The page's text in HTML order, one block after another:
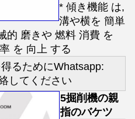
* 傾き機能 は,
溝や横を 簡単
的 磨きや 燃料 消費 を
を 向上 する
るためにWhatsapp:
してください
5掘削機の親
指のバケツ